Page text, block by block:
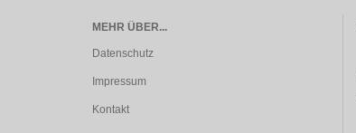
MEHR ÜBER...
Datenschutz
Impressum
Kontakt